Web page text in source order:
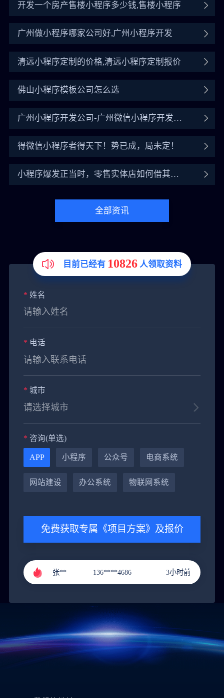
开发一个房产售楼小程序多少钱,售楼小程序
广州做小程序哪家公司好,广州小程序开发
清远小程序定制的价格,清远小程序定制报价
佛山小程序模板公司怎么选
广州小程序开发公司-广州微信小程序开发公
得微信小程序者得天下！势已成，局未定！
小程序爆发正当时，零售实体店如何借其翻
全部资讯
* 姓名
* 电话
* 城市
* 咨询(单选)
APP 小程序 公众号 电商系统
网站建设 办公系统 物联网系统
免费获取专属《项目方案》及报价
151****9288 4小时前
李** 131****9211 2小时前
黄** 151****9288 4小时前
目前已经有 10826 人领取资料